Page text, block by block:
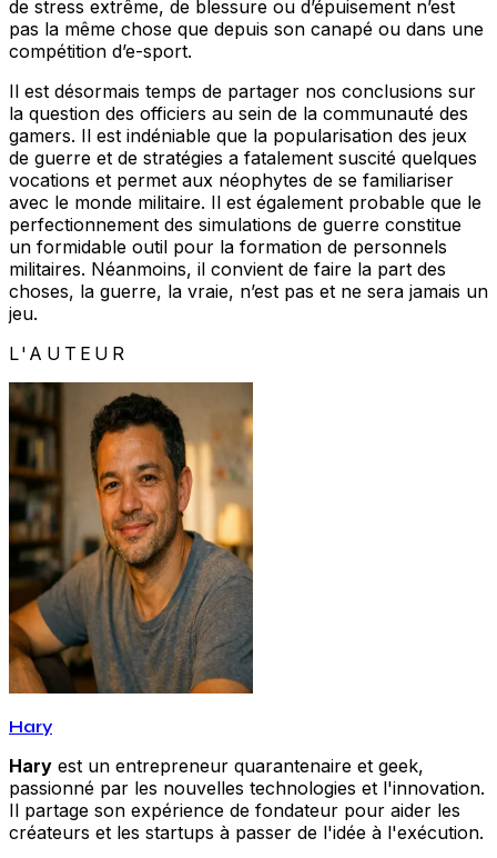
de stress extrême, de blessure ou d’épuisement n’est
pas la même chose que depuis son canapé ou dans une
compétition d’e-sport.
Il est désormais temps de partager nos conclusions sur
la question des officiers au sein de la communauté des
gamers. Il est indéniable que la popularisation des jeux
de guerre et de stratégies a fatalement suscité quelques
vocations et permet aux néophytes de se familiariser
avec le monde militaire. Il est également probable que le
perfectionnement des simulations de guerre constitue
un formidable outil pour la formation de personnels
militaires. Néanmoins, il convient de faire la part des
choses, la guerre, la vraie, n’est pas et ne sera jamais un
jeu.
L'AUTEUR
Hary
Hary est un entrepreneur quarantenaire et geek,
passionné par les nouvelles technologies et l'innovation.
Il partage son expérience de fondateur pour aider les
créateurs et les startups à passer de l'idée à l'exécution.